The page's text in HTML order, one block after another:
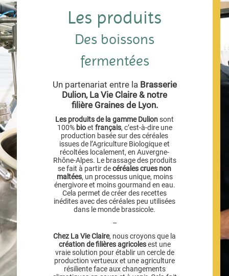
Les produits
Des boissons
fermentées
Un partenariat entre la Brasserie
Dulion, La Vie Claire & notre
filière Graines de Lyon.
Les produits de la gamme Dulionsont
100% bioet français, c’est-à-dire une
production basée sur des céréales
issues de l’Agriculture Biologique et
récoltées localement, en Auvergne-
Rhône-Alpes. Le brassage des produits
se fait à partir decéréales crues non
maltées, un processus unique, moins
énergivore et moins gourmand en eau.
Cela permet de créer des recettes
inédites avec des céréales peu utilisées
dans le monde brassicole.
–
Chez La Vie Claire, nous croyons que la
création de filières agricolesest une
vraie solution pour établir un cercle de
production vertueux et une agriculture
résiliente face aux changements